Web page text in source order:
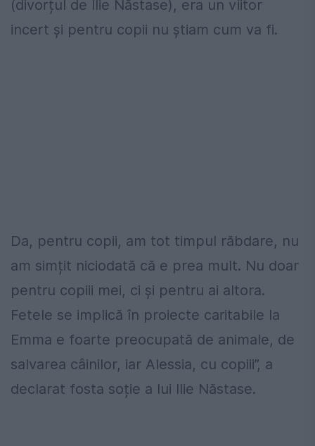
(divorțul de Ilie Năstase), era un viitor
incert și pentru copii nu știam cum va fi.
Da, pentru copii, am tot timpul răbdare, nu
am simțit niciodată că e prea mult. Nu doar
pentru copiii mei, ci și pentru ai altora.
Fetele se implică în proiecte caritabile la
Emma e foarte preocupată de animale, de
salvarea câinilor, iar Alessia, cu copiii”, a
declarat fosta soție a lui Ilie Năstase.